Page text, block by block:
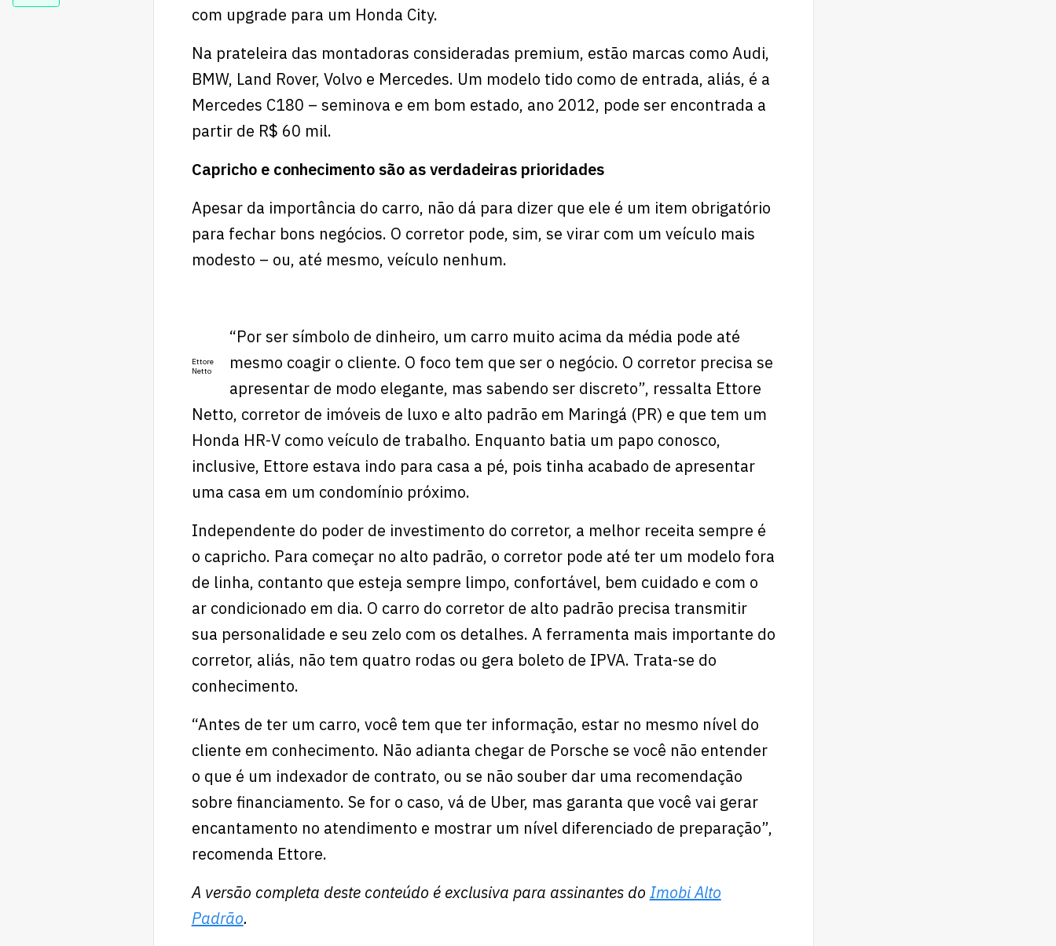
com upgrade para um Honda City.
Na prateleira das montadoras consideradas premium, estão marcas como Audi,
BMW, Land Rover, Volvo e Mercedes. Um modelo tido como de entrada, aliás, é a
Mercedes C180 – seminova e em bom estado, ano 2012, pode ser encontrada a
partir de R$ 60 mil.
Capricho e conhecimento são as verdadeiras prioridades
Apesar da importância do carro, não dá para dizer que ele é um item obrigatório
para fechar bons negócios. O corretor pode, sim, se virar com um veículo mais
modesto – ou, até mesmo, veículo nenhum.
Ettore
Netto
“Por ser símbolo de dinheiro, um carro muito acima da média pode até
mesmo coagir o cliente. O foco tem que ser o negócio. O corretor precisa se
apresentar de modo elegante, mas sabendo ser discreto”, ressalta Ettore
Netto, corretor de imóveis de luxo e alto padrão em Maringá (PR) e que tem um
Honda HR-V como veículo de trabalho. Enquanto batia um papo conosco,
inclusive, Ettore estava indo para casa a pé, pois tinha acabado de apresentar
uma casa em um condomínio próximo.
Independente do poder de investimento do corretor, a melhor receita sempre é
o capricho. Para começar no alto padrão, o corretor pode até ter um modelo fora
de linha, contanto que esteja sempre limpo, confortável, bem cuidado e com o
ar condicionado em dia. O carro do corretor de alto padrão precisa transmitir
sua personalidade e seu zelo com os detalhes. A ferramenta mais importante do
corretor, aliás, não tem quatro rodas ou gera boleto de IPVA. Trata-se do
conhecimento.
“Antes de ter um carro, você tem que ter informação, estar no mesmo nível do
cliente em conhecimento. Não adianta chegar de Porsche se você não entender
o que é um indexador de contrato, ou se não souber dar uma recomendação
sobre financiamento. Se for o caso, vá de Uber, mas garanta que você vai gerar
encantamento no atendimento e mostrar um nível diferenciado de preparação”,
recomenda Ettore.
A versão completa deste conteúdo é exclusiva para assinantes do Imobi Alto
Padrão.